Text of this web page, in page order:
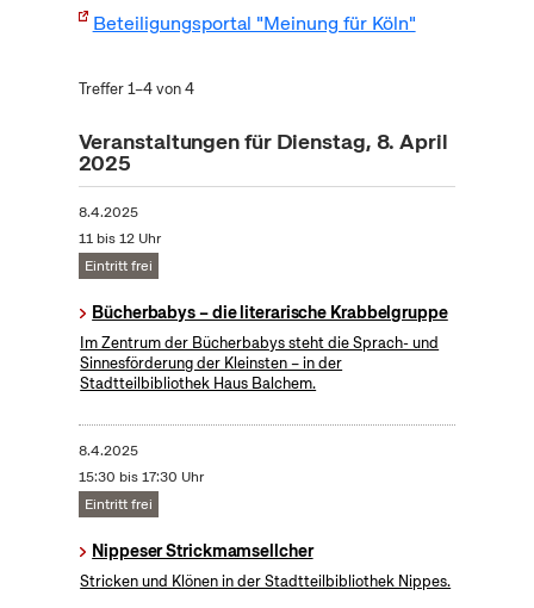
Beteiligungsportal "Meinung für Köln"
Treffer 1–4 von 4
Veranstaltungen für Dienstag, 8. April
2025
8.4.2025
11 bis 12 Uhr
Eintritt frei
Bücherbabys – die literarische Krabbelgruppe
Im Zentrum der Bücherbabys steht die Sprach- und
Sinnesförderung der Kleinsten – in der
Stadtteilbibliothek Haus Balchem.
8.4.2025
15:30 bis 17:30 Uhr
Eintritt frei
Nippeser Strickmamsellcher
Stricken und Klönen in der Stadtteilbibliothek Nippes.